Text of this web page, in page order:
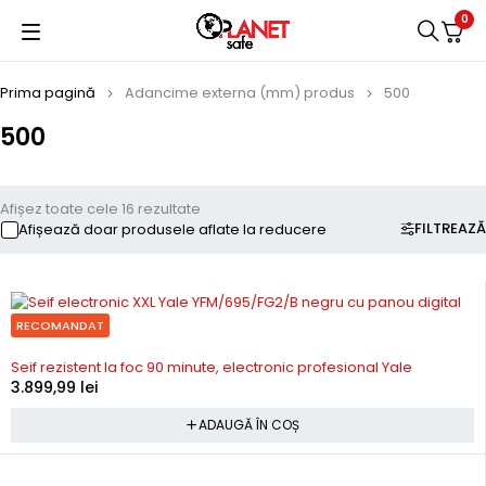
0
500
Prima pagină Adancime externa (mm) produs 500
FILTREAZĂ
Afișez toate cele 16 rezultate
Afișează doar produsele aflate la reducere
RECOMANDAT
In stoc
Seif rezistent la foc 90 minute, electronic profesional Yale
3.899,99 lei
ADAUGĂ ÎN COȘ